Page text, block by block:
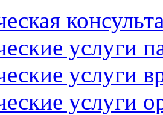
услуги
услуги
услуги